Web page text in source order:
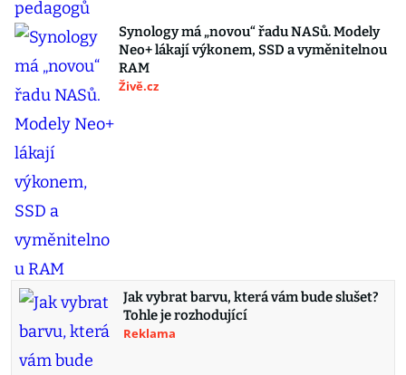
Synology má „novou“ řadu NASů. Modely
Neo+ lákají výkonem, SSD a vyměnitelnou
RAM
Živě.cz
Jak vybrat barvu, která vám bude slušet?
Tohle je rozhodující
Reklama